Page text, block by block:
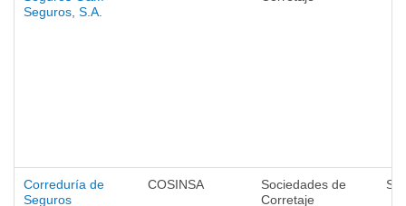
Seguros, S.A.
Correduría de
Seguros
COSINSA
Sociedades de
Corretaje